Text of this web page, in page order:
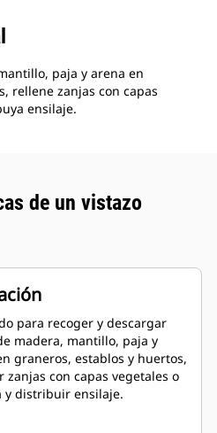
paja y arena en
rellene zanjas con capas
ensilaje.
de un vistazo
para recoger y descargar
madera, mantillo, paja y
graneros, establos y huertos,
zanjas con capas vegetales o
y distribuir ensilaje.